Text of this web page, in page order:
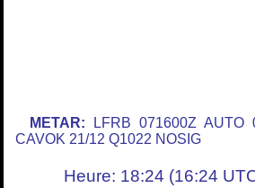
METAR: LFRB 071600Z AUTO
CAVOK 21/12 Q1022 NOSIG
Heure: 18:24 (16:24